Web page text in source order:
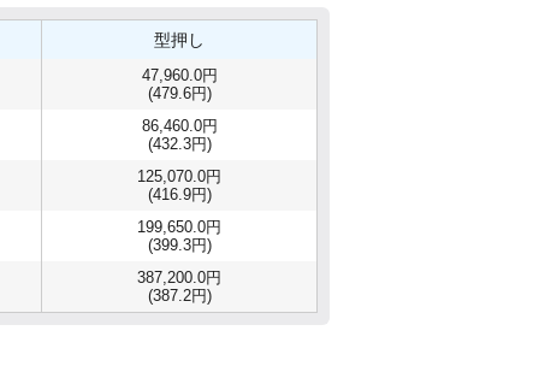
型押し
47,960.0円
(479.6円)
86,460.0円
(432.3円)
125,070.0円
(416.9円)
199,650.0円
(399.3円)
387,200.0円
(387.2円)